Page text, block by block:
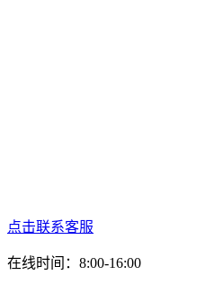
点击联系客服
在线时间：8:00-16:00